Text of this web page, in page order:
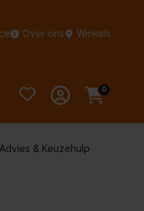
Over ons Winkels
0
Advies & Keuzehulp